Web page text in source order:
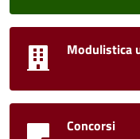
Modulistica
Concorsi